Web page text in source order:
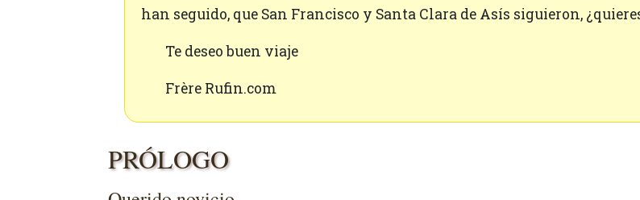
han seguido, que San Francisco y Santa Clara de Asís siguieron,
Te deseo buen viaje
Frère Rufin.com
PRÓLOGO